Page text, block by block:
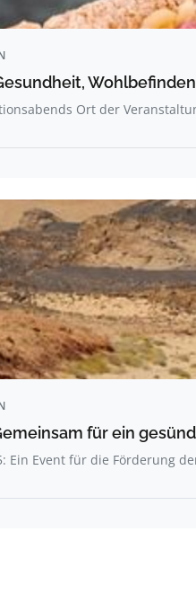
Ort der
für ein
Ein Event für die Förderung